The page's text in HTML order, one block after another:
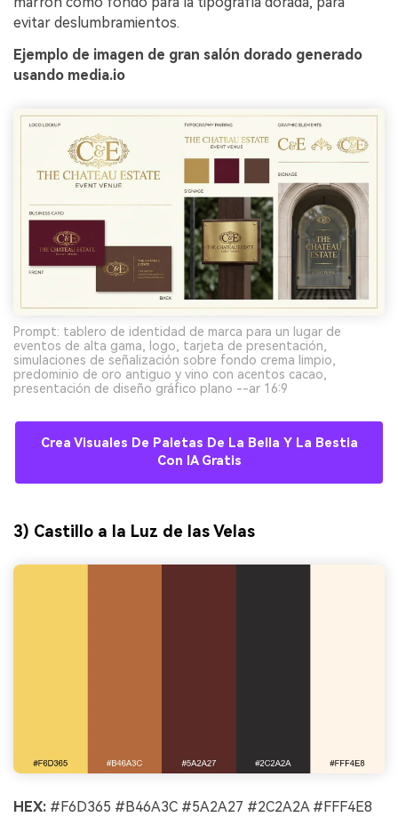
evitar deslumbramientos.
Ejemplo de imagen de gran salón dorado generado
usando media.io
Prompt: tablero de identidad de marca para un lugar de
eventos de alta gama, logo, tarjeta de presentación,
simulaciones de señalización sobre fondo crema limpio,
predominio de oro antiguo y vino con acentos cacao,
presentación de diseño gráfico plano --ar 16:9
Crea Visuales De Paletas De La Bella Y La Bestia
Con IA Gratis
3) Castillo a la Luz de las Velas
HEX: #F6D365 #B46A3C #5A2A27 #2C2A2A #FFF4E8